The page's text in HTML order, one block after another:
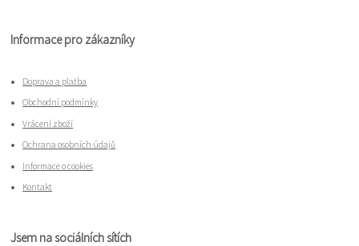
Informace pro zákazníky
Doprava a platba
Obchodní podmínky
Vrácení zboží
Ochrana osobních údajů
Informace o cookies
Kontakt
Jsem na sociálních sítích